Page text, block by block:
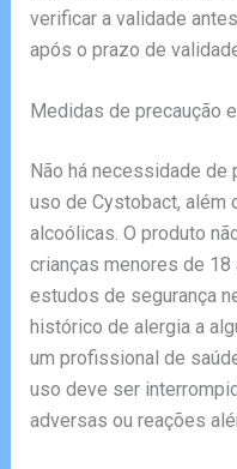
verificar a validade
após o prazo de
Medidas de precaução
Não há necessidade
uso de Cystobact, além
alcoólicas. O produto
crianças menores de
estudos de segurança
histórico de alergia a
um profissional de
uso deve ser
adversas ou reações